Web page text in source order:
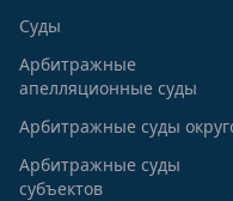
Суды
Арбитражные
апелляционные суды
Арбитражные суды
Арбитражные суды
субъектов